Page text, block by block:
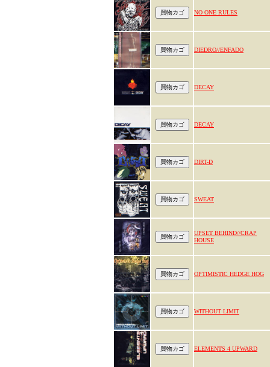
NO ONE RULES
DIEDRO//ENFADO
DECAY
DECAY
DIRT-D
SWEAT
UPSET BEHIND//CRAP
HOUSE
OPTIMISTIC HEDGE HOG
WITHOUT LIMIT
ELEMENTS 4 UPWARD